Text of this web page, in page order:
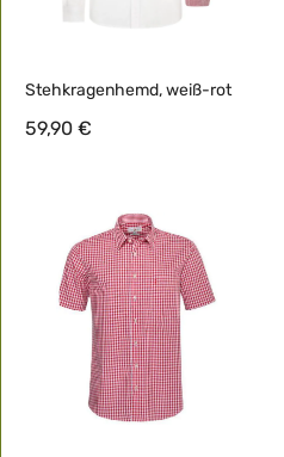
Stehkragenhemd, weiß-rot
59,90 €